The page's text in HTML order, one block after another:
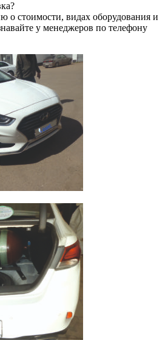
стоимости, видах оборудования и
у менеджеров по телефону